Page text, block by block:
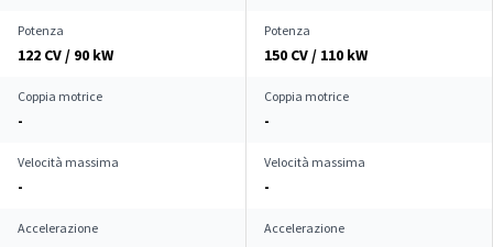
Potenza
122 CV / 90 kW
Potenza
150 CV / 110 kW
Coppia motrice
-
Coppia motrice
-
Velocità massima
-
Velocità massima
-
Accelerazione Accelerazione